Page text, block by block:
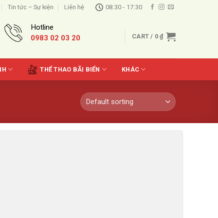
Tin tức – Sự kiện Liên hệ 08:30 - 17:30
Hotline
0983 02 03 20
CART / 0₫
THỂ THAO BÃI BIỂN KHÁC